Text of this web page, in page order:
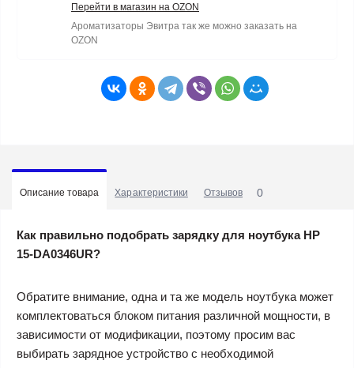
Перейти в магазин на OZON
Ароматизаторы Эвитра так же можно заказать на
OZON
Описание товара Характеристики Отзывов 0
Как правильно подобрать зарядку для ноутбука HP
15-DA0346UR?
Обратите внимание, одна и та же модель ноутбука может
комплектоваться блоком питания различной мощности, в
зависимости от модификации, поэтому просим вас
выбирать зарядное устройство с необходимой